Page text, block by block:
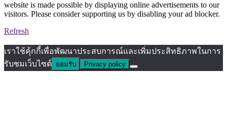
website is made possible by displaying online advertisements to our
visitors. Please consider supporting us by disabling your ad blocker.
Refresh
เราใช้คุ้กกี้เพื่อพัฒนาประสบการณ์และเพิ่มประสิทธิภาพในการ
รับชมเว็บไซต์ ยอมรับ Privacy policy